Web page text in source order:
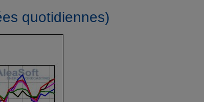
quotidiennes)